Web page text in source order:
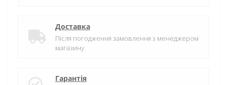
Доставка
Після погодження замовлення з менеджером
магазину
Гарантія